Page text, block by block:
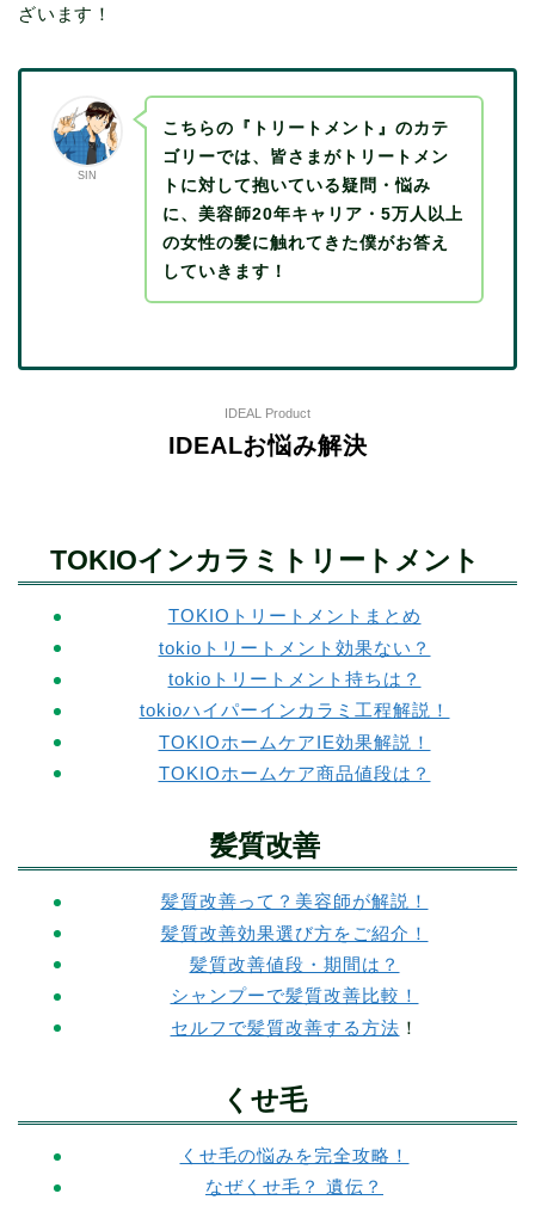
ざいます！
SIN
こちらの『トリートメント』のカテ
ゴリーでは、皆さまがトリートメン
トに対して抱いている疑問・悩み
に、美容師20年キャリア・5万人以上
の女性の髪に触れてきた僕がお答え
していきます！
IDEAL Product
IDEALお悩み解決
TOKIOインカラミトリートメント
TOKIOトリートメントまとめ
tokioトリートメント効果ない？
tokioトリートメント持ちは？
tokioハイパーインカラミ工程解説！
TOKIOホームケアIE効果解説！
TOKIOホームケア商品値段は？
髪質改善
髪質改善って？美容師が解説！
髪質改善効果選び方をご紹介！
髪質改善値段・期間は？
シャンプーで髪質改善比較！
セルフで髪質改善する方法 ！
くせ毛
くせ毛の悩みを完全攻略！
なぜくせ毛？ 遺伝？